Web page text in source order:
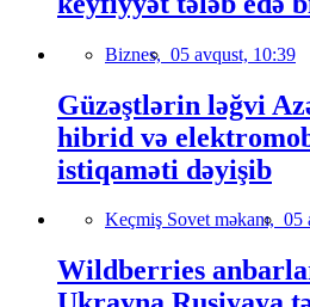
Biznes, 05 avqust, 10:39
Güzəştlərin ləğvi
hibrid və
istiqaməti dəyişib
Keçmiş Sovet məkanı, 05
Wildberries